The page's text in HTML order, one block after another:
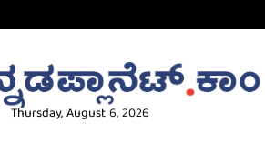
Thursday, August 6, 2026